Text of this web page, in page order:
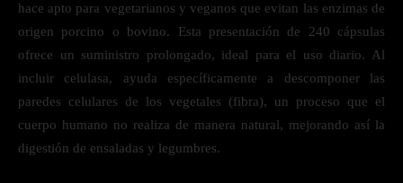
hace apto para vegetarianos y veganos que evitan las enzimas de
origen porcino o bovino. Esta presentación de 240 cápsulas
ofrece un suministro prolongado, ideal para el uso diario. Al
incluir celulasa, ayuda específicamente a descomponer las
paredes celulares de los vegetales (fibra), un proceso que el
cuerpo humano no realiza de manera natural, mejorando así la
digestión de ensaladas y legumbres.